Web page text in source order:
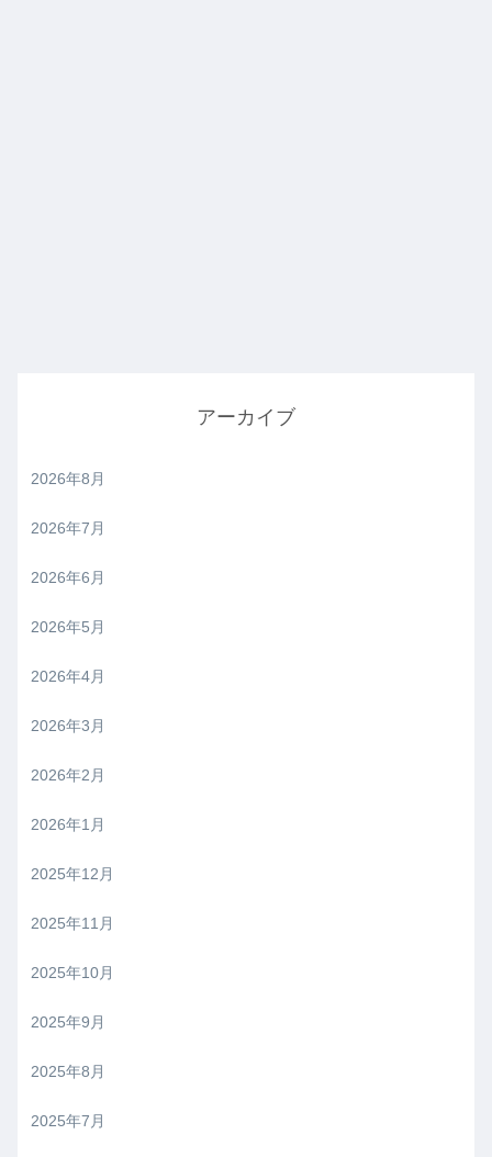
アーカイブ
2026年8月
2026年7月
2026年6月
2026年5月
2026年4月
2026年3月
2026年2月
2026年1月
2025年12月
2025年11月
2025年10月
2025年9月
2025年8月
2025年7月